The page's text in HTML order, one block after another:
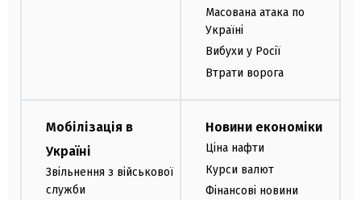
Масована атака по
Україні
Вибухи у Росії
Втрати ворога
Мобілізація в
Україні
Звільнення з військової
служби
Новини економіки
Ціна нафти
Курси валют
Фінансові новини